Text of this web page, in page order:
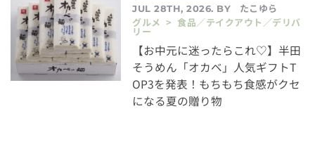
JUL 28TH, 2026. BY
たこゆら
グルメ > 食品／テイクアウト／デリバ
リー
【お中元に迷ったらこれ♡】半田
そうめん「オカベ」人気ギフトT
OP3を発表！もちもち食感がクセ
になる夏の贈り物